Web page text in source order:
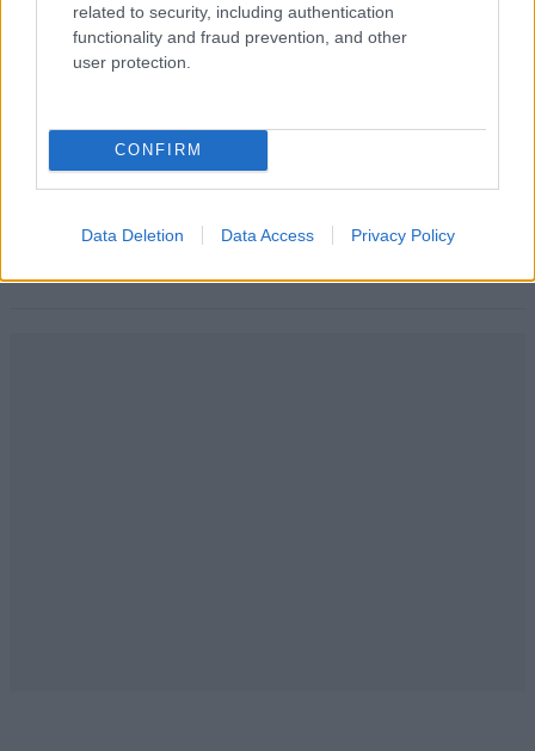
related to security, including authentication
functionality and fraud prevention, and other
user protection.
CONFIRM
Data Deletion Data Access Privacy Policy
και οι φτωχοί να γινοντε φτωχότεροι... όσο για την
ανάπτυξη εννοούν τους ξένους επενδυτές αρπακτικά
που όταν έρθουν (αν θα έρθουν) θα προσφέρουν
ανάπτυξη που μας περιμένει... βέβαια πρέπει να τους
ξαναψηφίσουμε όπως μας λένε γιατί αν έρθει ο
τσίπρας θα φύγουν οι καταθέσεις... εδώ ο κόσμος